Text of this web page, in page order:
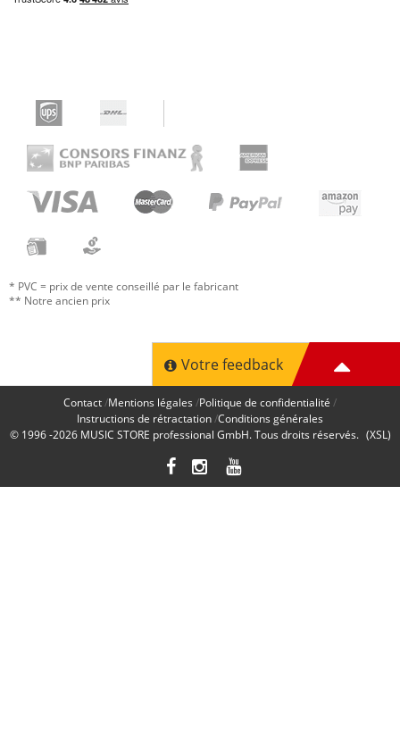
* PVC = prix de vente conseillé par le fabricant
** Notre ancien prix
Votre feedback
Contact Mentions légales Politique de confidentialité
Instructions de rétractation Conditions générales
© 1996 -2026 MUSIC STORE professional GmbH. Tous droits réservés. (XSL)